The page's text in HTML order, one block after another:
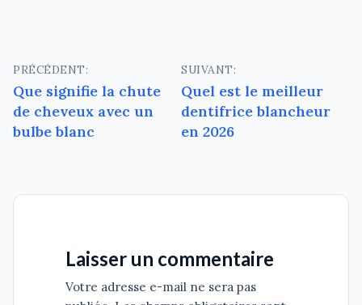
Navigation
de
l’article
PRÉCÉDENT:
Que signifie la chute
de cheveux avec un
bulbe blanc
SUIVANT:
Quel est le meilleur
dentifrice blancheur
en 2026
Laisser un commentaire
Votre adresse e-mail ne sera pas